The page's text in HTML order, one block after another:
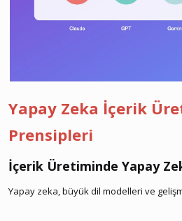
Yapay Zeka İçerik
Prensipleri
İçerik Üretiminde Yapay
Yapay zeka, büyük dil modelleri ve